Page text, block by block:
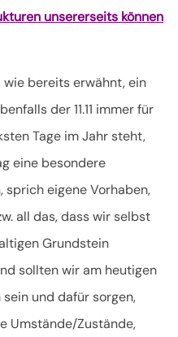
unsererseits können
wie bereits erwähnt, ein
der 11.11 immer für
Tage im Jahr steht,
eine besondere
eigene Vorhaben,
all das, dass wir selbst
Grundstein
sollten wir am heutigen
und dafür sorgen,
Umstände/Zustände,